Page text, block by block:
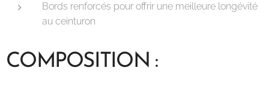
Bords renforcés pour offrir une meilleure longévité
au ceinturon
COMPOSITION :